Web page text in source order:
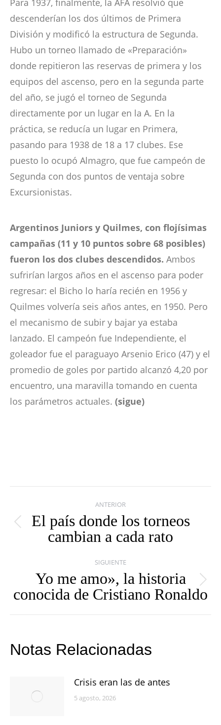
Para 1937, finalmente, la AFA resolvió que
descenderían los dos últimos de Primera
División y modificó la estructura de Segunda.
Hubo un torneo llamado de «Preparación»
donde repitieron las reservas de primera y los
equipos del ascenso, pero en la segunda parte
del año, se jugó el torneo de Segunda
directamente por un lugar en la A. En la
práctica, se reducía un lugar en Primera,
pasando para 1938 de 18 a 17 clubes. Ese
puesto lo ocupó Almagro, que fue campeón de
Segunda con dos puntos de ventaja sobre
Excursionistas.
Argentinos Juniors y Quilmes, con flojísimas
campañas (11 y 10 puntos sobre 68 posibles)
fueron los dos clubes descendidos. Ambos
sufrirían largos años en el ascenso para poder
regresar: el Bicho lo haría recién en 1956 y
Quilmes volvería seis años antes, en 1950. Pero
el mecanismo de subir y bajar ya estaba
lanzado. El campeón fue Independiente, el
goleador fue el paraguayo Arsenio Erico (47) y el
promedio de goles por partido alcanzó 4,20 por
encuentro, una maravilla tomando en cuenta
los parámetros actuales. (sigue)
Navegación
entre
publicaciones
ANTERIOR
Publicación
anterior:
El país donde los torneos
cambian a cada rato
SIGUIENTE
Publicación
siguiente:
Yo me amo», la historia
conocida de Cristiano Ronaldo
Notas Relacionadas
Crisis eran las de antes
5 agosto, 2026